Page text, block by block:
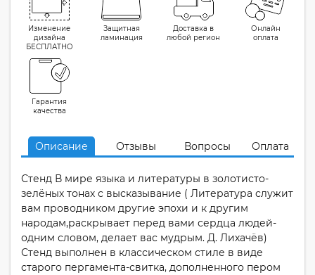
Изменение
дизайна
БЕСПЛАТНО
Защитная
ламинация
Доставка в
любой регион
Онлайн
оплата
Гарантия
качества
Описание Отзывы Вопросы Оплата
Стенд В мире языка и литературы в золотисто-
зелёных тонах с высказывание ( Литература служит
вам проводником другие эпохи и к другим
народам,раскрывает перед вами сердца людей-
одним словом, делает вас мудрым. Д. Лихачёв)
Стенд выполнен в классическом стиле в виде
старого пергамента-свитка, дополненного пером